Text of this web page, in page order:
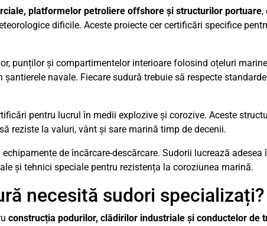
platformelor petroliere offshore și structurilor portuare,
dificile. Aceste proiecte cer certificări specifice
punților și compartimentelor interioare folosind oțeluri
navale. Fiecare sudură trebuie să respecte
pentru lucrul în medii explozive și corozive. Aceste
reziste la valuri, vânt și sare marină timp de decenii.
de încărcare-descărcare. Sudorii lucrează
și tehnici speciale pentru rezistența la coroziunea marină.
necesită sudori specializați?
construcția podurilor, clădirilor industriale și conductelor de